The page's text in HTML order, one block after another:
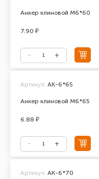
Анкер клиновой М6*60
7.90 ₽
Анкер клиновой М6*65
Артикул: АК-6*65
6.88 ₽
Артикул: АК-6*70